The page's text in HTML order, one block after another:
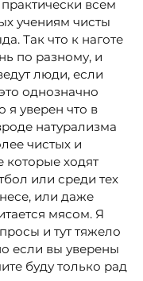
всем
учениям чисты
Так что к наготе
по разному, и
люди, если
однозначно
я уверен что в
натурализма
чистых и
которые ходят
или среди тех
или даже
мясом. Я
и тут тяжело
если вы уверены
буду только рад